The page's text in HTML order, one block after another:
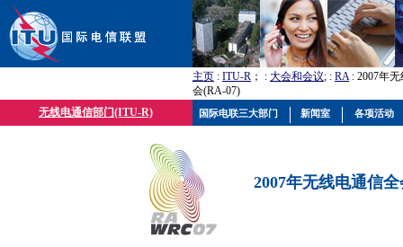
主页 : ITU-R ； : 大会和会议; : RA: 2007年
会(RA-07)
无线电通信部门(ITU-R)
2007年无线电通信
国际电联三大部门 新闻室 各项活动